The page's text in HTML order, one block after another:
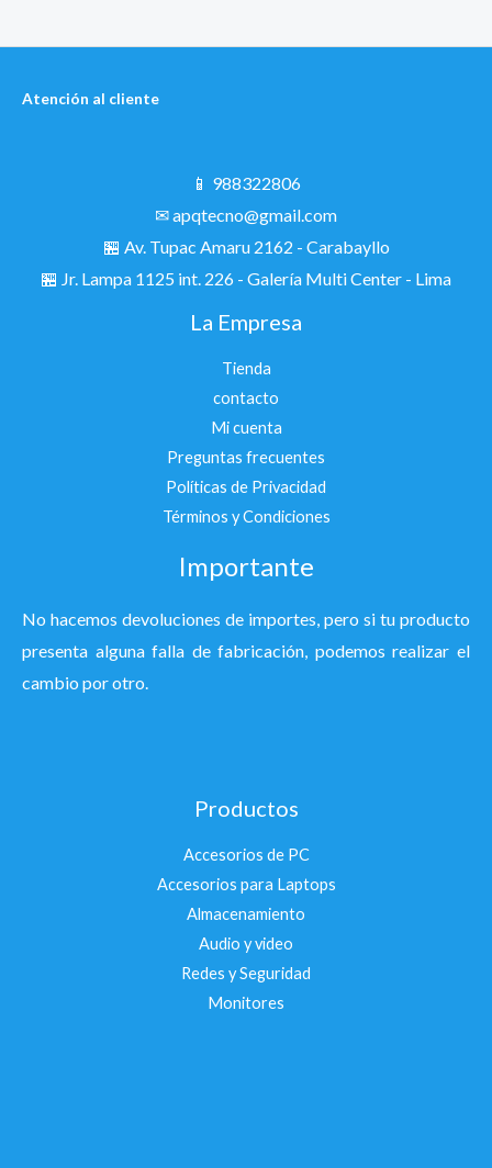
Atención al cliente
📱 988322806
✉ apqtecno@gmail.com
🏪 Av. Tupac Amaru 2162 - Carabayllo
🏪 Jr. Lampa 1125 int. 226 - Galería Multi Center - Lima
La Empresa
Tienda
contacto
Mi cuenta
Preguntas frecuentes
Políticas de Privacidad
Términos y Condiciones
Importante
No hacemos devoluciones de importes, pero si tu producto
presenta alguna falla de fabricación, podemos realizar el
cambio por otro.
Productos
Accesorios de PC
Accesorios para Laptops
Almacenamiento
Audio y video
Redes y Seguridad
Monitores